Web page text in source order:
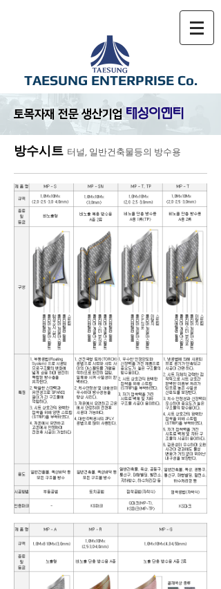
TAESUNG ENTERPRISE Co.
토목자재 전문 생산기업 태성이엔티​
방수시트 ​터널, 일반건축물등의 방수용